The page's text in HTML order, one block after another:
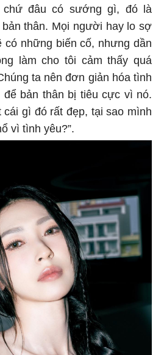
chứ đâu có sướng gì, đó là
thân. Mọi người hay lo sợ
có những biến cố, nhưng dần
làm cho tôi cảm thấy quá
ta nên đơn giản hóa tình
bản thân bị tiêu cực vì nó.
gì đó rất đẹp, tại sao mình
vì tình yêu?”.